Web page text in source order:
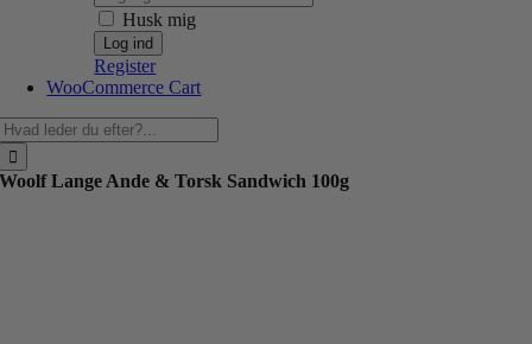
Husk mig
Register
WooCommerce Cart
Woolf Lange Ande & Torsk Sandwich 100g